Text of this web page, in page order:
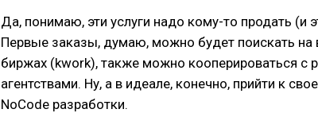
Да, понимаю, эти услуги надо кому-то продать (и
Первые заказы, думаю, можно будет поискать на
биржах (kwork), также можно кооперироваться с
агентствами. Ну, а в идеале, конечно, прийти к
NoCode разработки.